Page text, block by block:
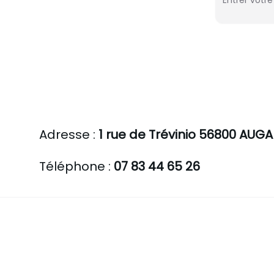
Adresse : 1 rue de Trévinio 56800
Téléphone : 07 83 44 65 26